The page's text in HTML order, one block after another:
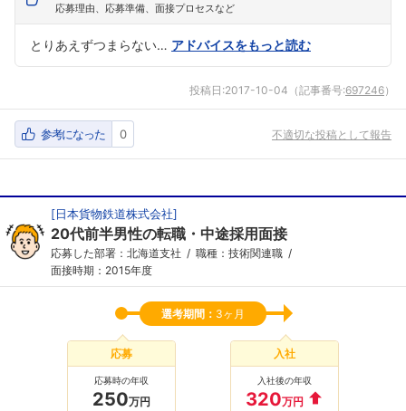
応募理由、応募準備、面接プロセスなど
とりあえずつまらない… アドバイスをもっと読む
投稿日:2017-10-04 （記事番号:697246）
参考になった 0 不適切な投稿として報告
[日本貨物鉄道株式会社]
20代前半男性の転職・中途採用面接
応募した部署：北海道支社
職種：技術関連職
面接時期：2015年度
選考期間： 3ヶ月
応募
応募時の年収
250万円
入社
入社後の年収
320万円